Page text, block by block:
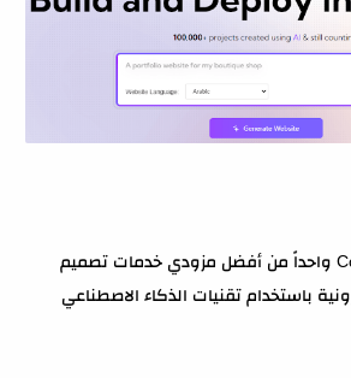
باستخدام تقنيات الذكاء الاصطناعي